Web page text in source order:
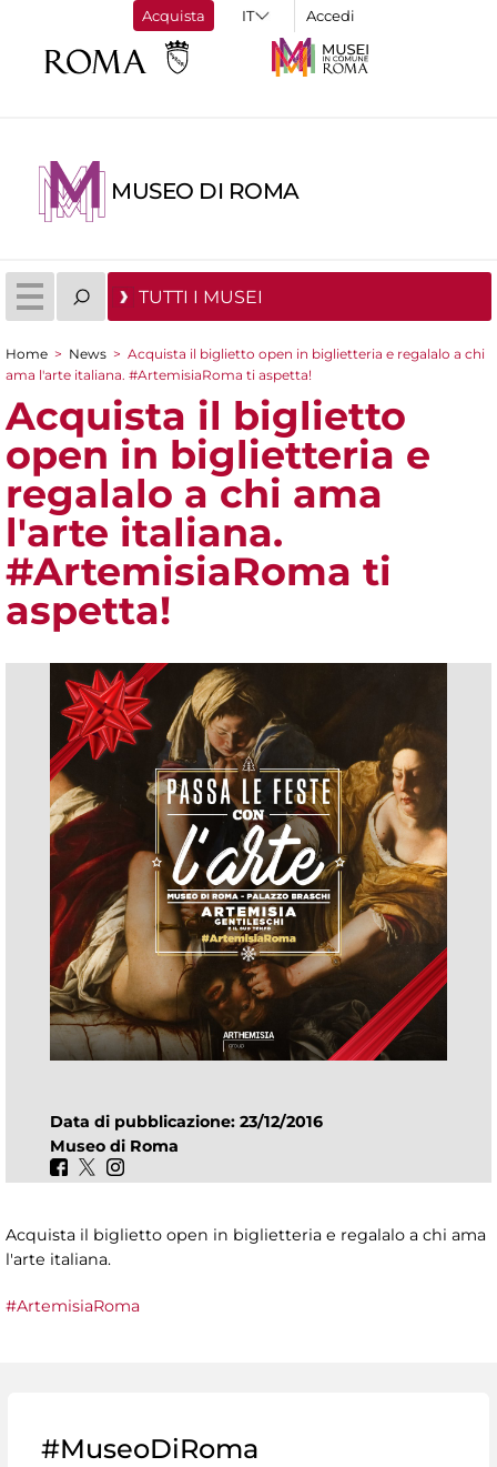
Acquista Accedi
MUSEO DI ROMA
TUTTI I MUSEI
Tu sei qui
Home > News > Acquista il biglietto open in biglietteria e regalalo a chi
ama l'arte italiana. #ArtemisiaRoma ti aspetta!
Acquista il biglietto
open in biglietteria e
regalalo a chi ama
l'arte italiana.
#ArtemisiaRoma ti
aspetta!
Data di pubblicazione: 23/12/2016
Museo di Roma
Acquista il biglietto open in biglietteria e regalalo a chi ama
l'arte italiana.
#ArtemisiaRoma
#MuseoDiRoma